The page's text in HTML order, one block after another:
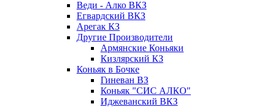
Веди - Алко ВКЗ
Егвардский ВКЗ
Арегак КЗ
Другие Производители
Армянские Коньяки
Кизлярский КЗ
Коньяк в Бочке
Гиневан ВЗ
Коньяк "СИС АЛКО"
Иджеванский ВКЗ